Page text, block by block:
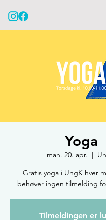
Yoga
man. 20. apr.
  |
Gratis yoga i UngK hver
behøver ingen tilmelding
Tilmeldingen er